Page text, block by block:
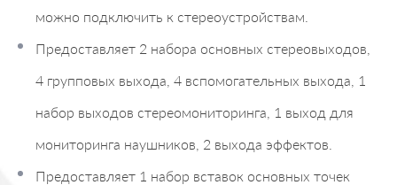
можно подключить к стереоустройствам.
Предоставляет 2 набора основных стереовыходов,
4 групповых выхода, 4 вспомогательных выхода, 1
набор выходов стереомониторинга, 1 выход для
мониторинга наушников, 2 выхода эффектов.
Предоставляет 1 набор вставок основных точек